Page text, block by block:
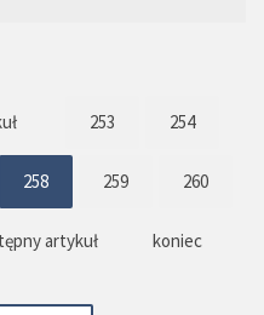
253 254
258 259 260
artykuł koniec